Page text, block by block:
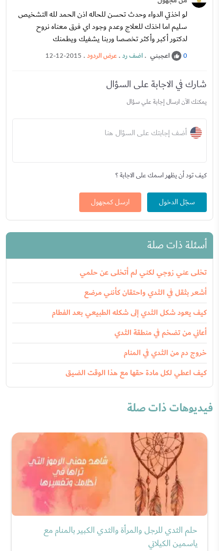
لو اخذتي الدواء وحدث تحسن للحاله اذن الحمد لله التشخيص
سليم اما اخذك للعلاج وعدم وجود اي فرق معناه نروح
لدكتور أكبر وأكثر تخصصا وربنا يشفيك ويطمنك
0 اعجبني .اضف رد.عرض الردود.
12-12-2015
شارك في الاجابة على السؤال
يمكنك الآن ارسال إجابة علي سؤال
أضف إجابتك على السؤال هنا
كيف تود أن يظهر اسمك على الاجابة ؟
سجّل الدخول ارسل كمجهول
أسئلة ذات صلة
تخلى عني زوجي لكني لم أتخلى عن حلمي
أشعر بثقل في الثدي واحتقان كأنني مرضع
كيف يعود شكل الثدي إلى شكله الطبيعي بعد الفطام
أعاني من تضخم في منطقة الثدي
خروج دم من الثدي في المنام
كيف اعطي لكل مادة حقها مع هذا الوقت الضيق
فيديوهات ذات صلة
حلم الثدي للرجل والمرأة والثدي الكبير بالمنام مع
ياسمين الكيلاني